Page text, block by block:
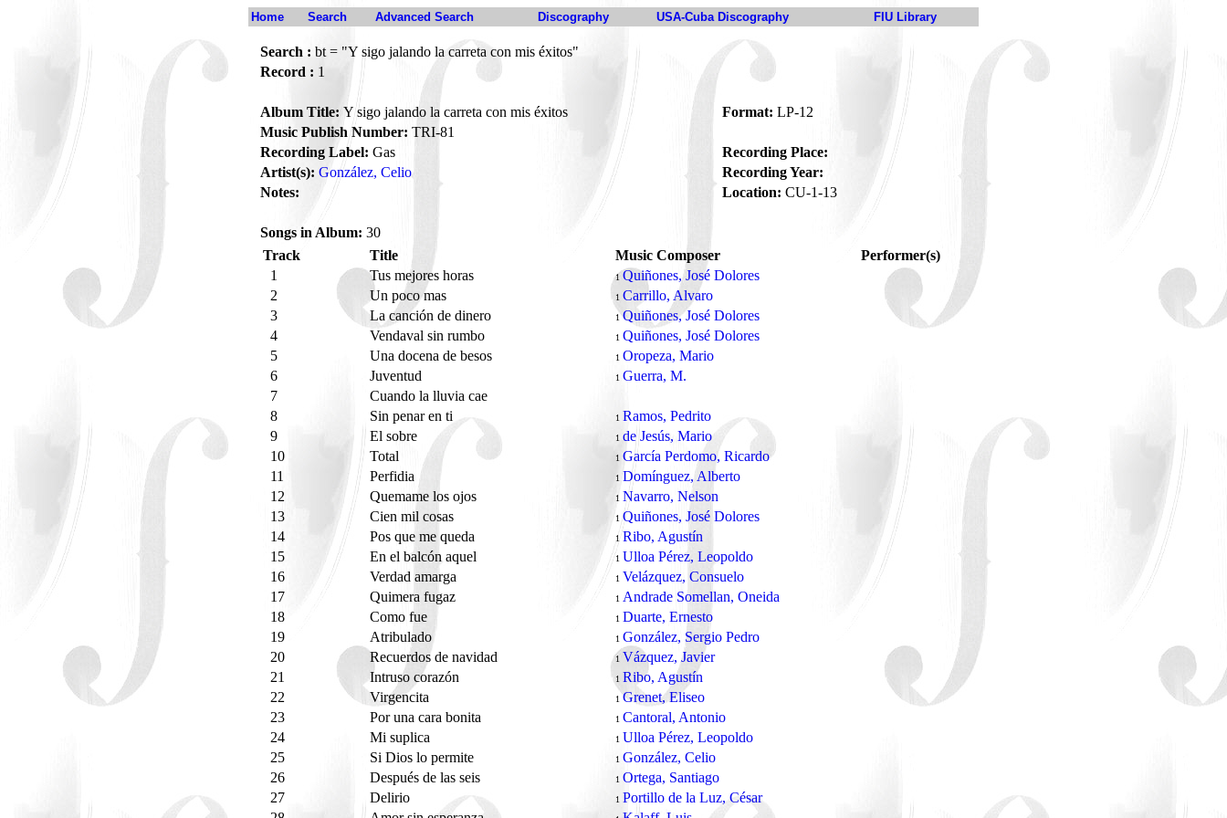
Home Search Advanced Search Discography USA-Cuba Discography FIU Library
Search : bt = "Y sigo jalando la carreta con mis éxitos"
Record : 1
Album Title: Y sigo jalando la carreta con mis éxitos Format: LP-12
Music Publish Number: TRI-81
Recording Label: Gas
Recording Place:
Artist(s): González, Celio
Recording Year:
Notes:
Location: CU-1-13
Songs in Album: 30
Track
Title Music Composer
Performer(s)
1
Tus mejores horas 1 Quiñones, José Dolores
2
Un poco mas 1 Carrillo, Alvaro
3
La canción de dinero 1Quiñones, José Dolores
4
Vendaval sin rumbo 1 Quiñones, José Dolores
5
Una docena de besos 1 Oropeza, Mario
6
Juventud 1 Guerra, M.
7
Cuando la lluvia cae
8
Sin penar en ti 1 Ramos, Pedrito
9
El sobre 1 de Jesús, Mario
10
Total 1 García Perdomo, Ricardo
11
Perfidia 1 Domínguez, Alberto
12
Quemame los ojos 1 Navarro, Nelson
13
Cien mil cosas 1 Quiñones, José Dolores
14
Pos que me queda 1 Ribo, Agustín
15
En el balcón aquel 1 Ulloa Pérez, Leopoldo
16
Verdad amarga 1 Velázquez, Consuelo
17
Quimera fugaz 1 Andrade Somellan, Oneida
18
Como fue 1 Duarte, Ernesto
19
Atribulado 1 González, Sergio Pedro
20
Recuerdos de navidad 1 Vázquez, Javier
21
Intruso corazón 1 Ribo, Agustín
22
Virgencita 1 Grenet, Eliseo
23
Por una cara bonita 1 Cantoral, Antonio
24
Mi suplica 1 Ulloa Pérez, Leopoldo
25
Si Dios lo permite 1 González, Celio
26
Después de las seis 1 Ortega, Santiago
27
Delirio 1 Portillo de la Luz, César